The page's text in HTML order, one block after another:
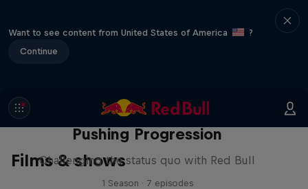
Want to see content from United States of America
?
Continue
Films & shows
Pushing Progression
Challenging the status quo with Red Bull
1 Season · 7 episodes